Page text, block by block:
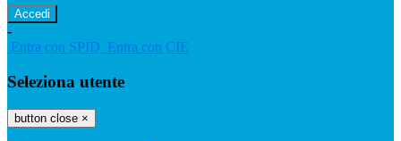
-
Entra con SPID Entra con CIE
Seleziona utente
button close ×